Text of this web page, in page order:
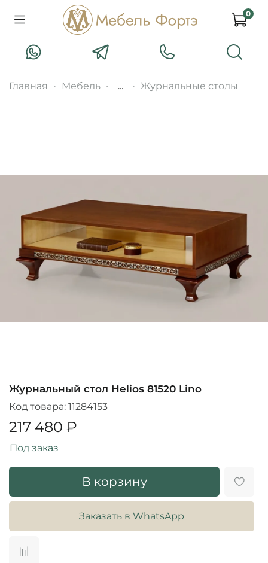
0
Главная Мебель ... Журнальные столы
Журнальный стол Helios 81520 Lino
Код товара: 11284153
217 480 ₽
В корзину
Заказать в WhatsApp
Под заказ